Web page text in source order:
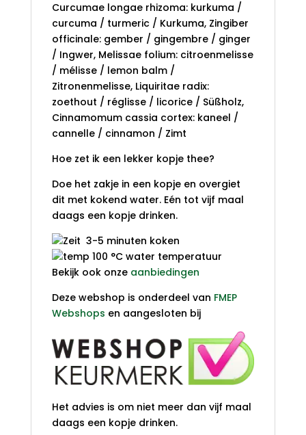
Curcumae longae rhizoma: kurkuma /
curcuma / turmeric / Kurkuma, Zingiber
officinale: gember / gingembre / ginger
/ Ingwer, Melissae folium: citroenmelisse
/ mélisse / lemon balm /
Zitronenmelisse, Liquiritae radix:
zoethout / réglisse / licorice / Süßholz,
Cinnamomum cassia cortex: kaneel /
cannelle / cinnamon / Zimt
Hoe zet ik een lekker kopje thee?
Doe het zakje in een kopje en overgiet
dit met kokend water. Eén tot vijf maal
daags een kopje drinken.
3-5 minuten koken
100 °C water temperatuur
Bekijk ook onze aanbiedingen
Deze webshop is onderdeel van FMEP
Webshops en aangesloten bij
Het advies is om niet meer dan vijf maal
daags een kopje drinken.